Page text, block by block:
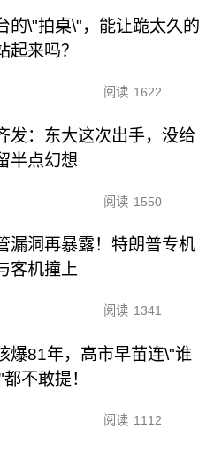
的\"拍桌\"，能让跪太久的
起来吗？
阅读 1622
发：东大这次出手，没给
半点幻想
阅读 1550
漏洞再暴露！特朗普专机
客机撞上
阅读 1341
爆81年，高市早苗连\"谁
不敢提！
阅读 1112